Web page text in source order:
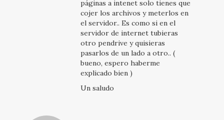
páginas a intenet solo tienes que
cojer los archivos y meterlos en
el servidor.. Es como si en el
servidor de internet tubieras
otro pendrive y quisieras
pasarlos de un lado a otro.. (
bueno, espero haberme
explicado bien )
Un saludo